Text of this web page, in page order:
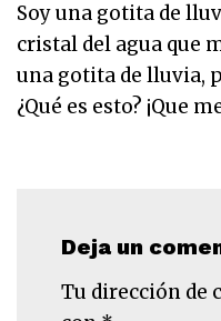
Soy una gotita de
cristal del agua que
una gotita de lluvia,
¿Qué es esto? ¡Que
Deja un
Tu dirección de